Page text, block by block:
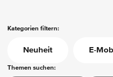
Kategorien filtern:
Neuheit E-
Themen suchen: